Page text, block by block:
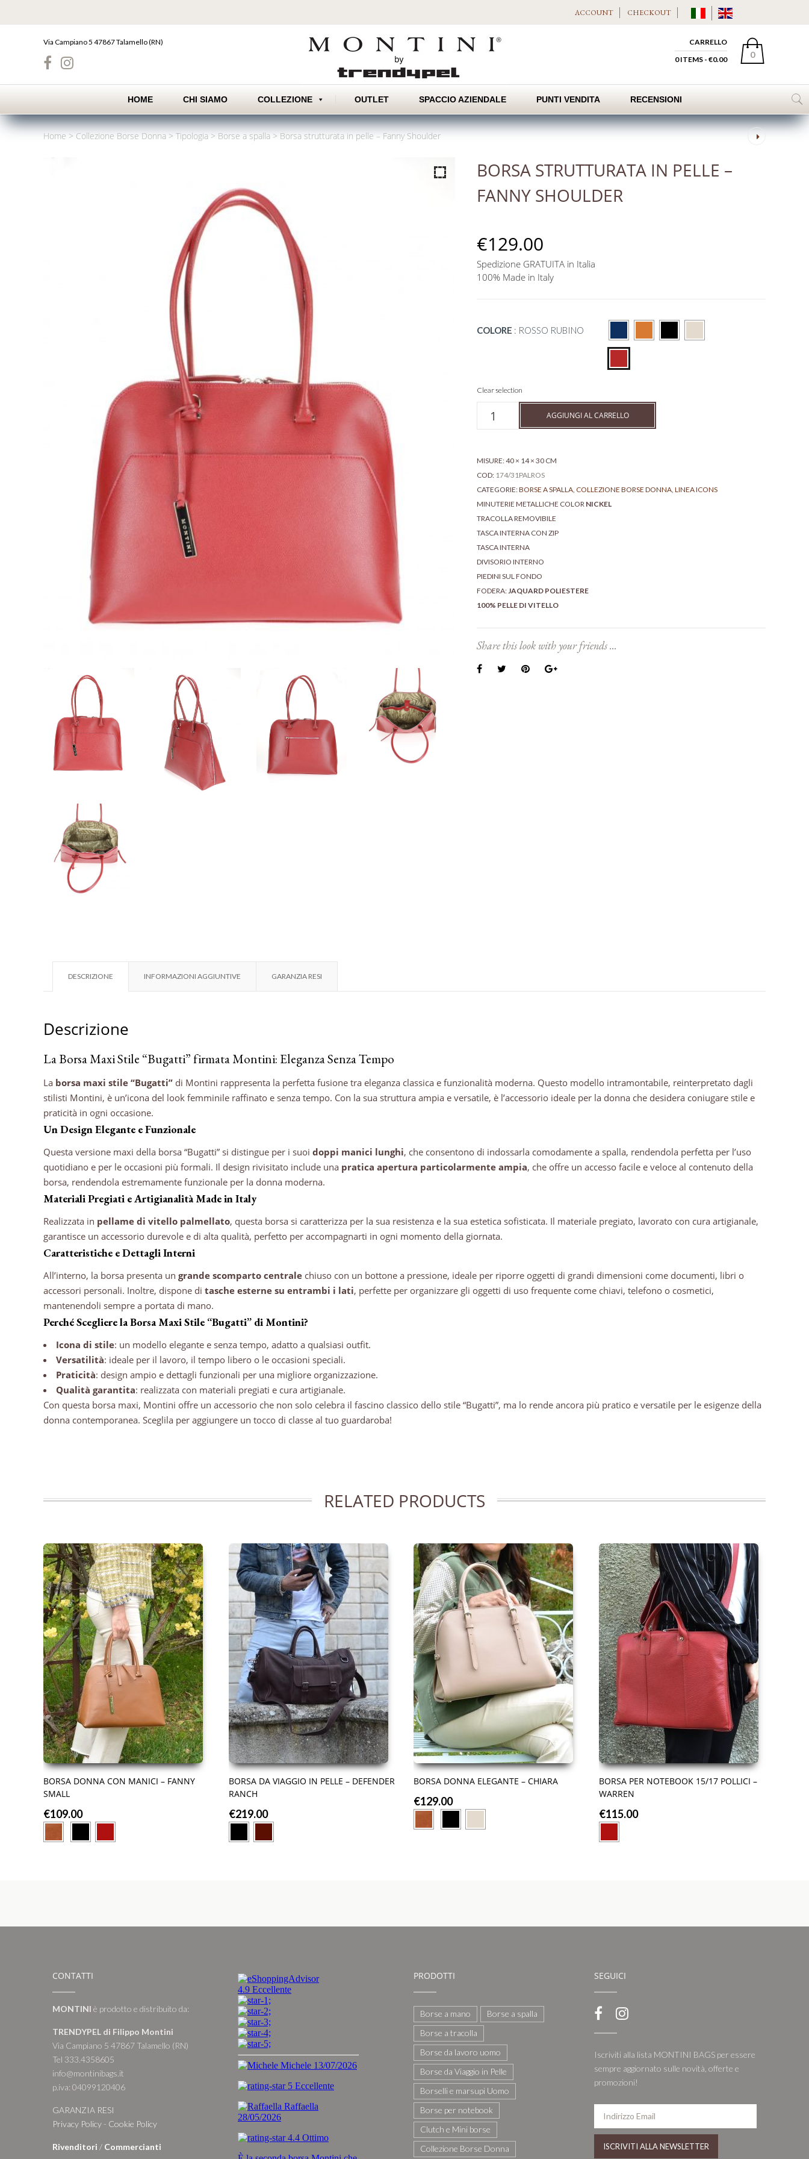
ACCOUNT CHECKOUT
Via Campiano 5 47867 Talamello (RN) CARRELLO
0
0 ITEMS - €0.00
content
HOME CHI SIAMO COLLEZIONE OUTLET SPACCIO AZIENDALE PUNTI VENDITA RECENSIONI
Home > Collezione Borse Donna > Tipologia > Borse a spalla > Borsa strutturata in pelle – Fanny Shoulder
Post
BORSA STRUTTURATA IN PELLE –
FANNY SHOULDER
€129.00
Spedizione GRATUITA in Italia
100% Made in Italy
COLORE : ROSSO RUBINO
Clear selection
strutturata
in
-
Fanny
AGGIUNGI AL CARRELLO
MISURE: 40 × 14 × 30 CM
COD: 174/31PALROS
CATEGORIE:BORSE A SPALLA, COLLEZIONE BORSE DONNA, LINEA ICONS
MINUTERIE METALLICHE COLOR NICKEL
TRACOLLA REMOVIBILE
TASCA INTERNA CON ZIP
TASCA INTERNA
DIVISORIO INTERNO
PIEDINI SUL FONDO
FODERA:JAQUARD POLIESTERE
100% PELLE DI VITELLO
Share this look with your friends ...
DESCRIZIONE INFORMAZIONI AGGIUNTIVE GARANZIA RESI
Descrizione
La Borsa Maxi Stile “Bugatti” firmata Montini: Eleganza Senza Tempo
La borsa maxi stile “Bugatti” di Montini rappresenta la perfetta fusione tra eleganza classica e funzionalità moderna. Questo modello intramontabile, reinterpretato dagli
stilisti Montini, è un’icona del look femminile raffinato e senza tempo. Con la sua struttura ampia e versatile, è l’accessorio ideale per la donna che desidera coniugare stile e
praticità in ogni occasione.
Un Design Elegante e Funzionale
Questa versione maxi della borsa “Bugatti” si distingue per i suoi doppi manici lunghi, che consentono di indossarla comodamente a spalla, rendendola perfetta per l’uso
quotidiano e per le occasioni più formali. Il design rivisitato include una pratica apertura particolarmente ampia, che offre un accesso facile e veloce al contenuto della
borsa, rendendola estremamente funzionale per la donna moderna.
Materiali Pregiati e Artigianalità Made in Italy
Realizzata in pellame di vitello palmellato, questa borsa si caratterizza per la sua resistenza e la sua estetica sofisticata. Il materiale pregiato, lavorato con cura artigianale,
garantisce un accessorio durevole e di alta qualità, perfetto per accompagnarti in ogni momento della giornata.
Caratteristiche e Dettagli Interni
All’interno, la borsa presenta un grande scomparto centrale chiuso con un bottone a pressione, ideale per riporre oggetti di grandi dimensioni come documenti, libri o
accessori personali. Inoltre, dispone di tasche esterne su entrambi i lati, perfette per organizzare gli oggetti di uso frequente come chiavi, telefono o cosmetici,
mantenendoli sempre a portata di mano.
Perché Scegliere la Borsa Maxi Stile “Bugatti” di Montini?
Icona di stile: un modello elegante e senza tempo, adatto a qualsiasi outfit.
Versatilità: ideale per il lavoro, il tempo libero o le occasioni speciali.
Praticità: design ampio e dettagli funzionali per una migliore organizzazione.
Qualità garantita: realizzata con materiali pregiati e cura artigianale.
Con questa borsa maxi, Montini offre un accessorio che non solo celebra il fascino classico dello stile “Bugatti”, ma lo rende ancora più pratico e versatile per le esigenze della
donna contemporanea. Sceglila per aggiungere un tocco di classe al tuo guardaroba!
RELATED PRODUCTS
BORSA DONNA CON MANICI – FANNY
SMALL
€109.00
BORSA DA VIAGGIO IN PELLE – DEFENDER
RANCH
€219.00
BORSA DONNA ELEGANTE – CHIARA
€129.00
BORSA PER NOTEBOOK 15/17 POLLICI –
WARREN
€115.00
CONTATTI
MONTINI è prodotto e distribuito da:
TRENDYPEL di Filippo Montini
Via Campiano 5 47867 Talamello (RN)
Tel 333.4358605
info@montinibags.it
p.iva: 04099120406
GARANZIA RESI
Privacy Policy - Cookie Policy
Rivenditori / Commercianti
PRODOTTI
Borse a mano
Borse a spalla
Borse a tracolla
Borse da lavoro uomo
Borse da Viaggio in Pelle
Borselli e marsupi Uomo
Borse per notebook
Clutch e Mini borse
Collezione Borse Donna
SEGUICI
Iscriviti alla lista MONTINI BAGS per essere
sempre aggiornato sulle novità, offerte e
promozioni!